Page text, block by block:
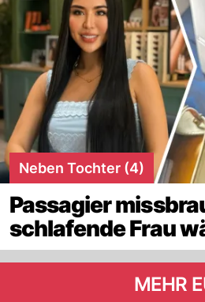
Neben Tochter (4)
Passagier
schlafende Frau
MEHR